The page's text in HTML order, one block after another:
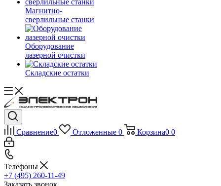
Магнитно-
сверлильные станки
Оборудование
лазерной очистки
Складские остатки
Сравнение0 Отложенные 0 Корзина0 0
Телефоны
+7 (495) 260-11-49
Заказать звонок